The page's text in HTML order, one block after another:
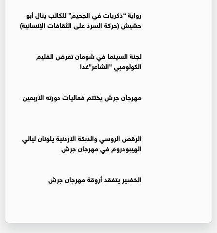
رواية “ذكريات في الجحيم” للكاتب ينال أبو
حشيش (حركة السرد على الثقافات الإنسانية)
لجنة السينما في شومان تعرض الفليم
الكولومبي "الشاعر"غدا
مهرجان جرش يختتم فعاليات دورته الأربعين
الرقص الروسي والدبكة الأردنية يلونان ليالي
الهيبودروم في مهرجان جرش
الخضير يتفقد أروقة مهرجان جرش